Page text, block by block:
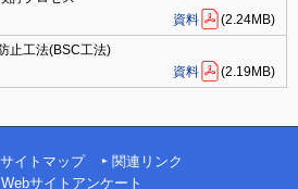
資料
(2.24MB)
止工法(BSC工法)
資料
(2.19MB)
サイトマップ
関連リンク
Webサイトアンケート